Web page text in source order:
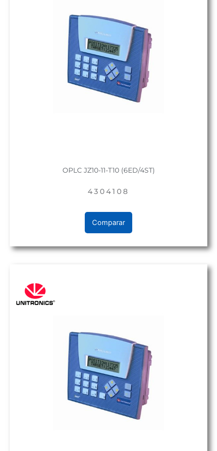
OPLC JZ10-11-T10 (6ED/4ST)
4304108
Comparar